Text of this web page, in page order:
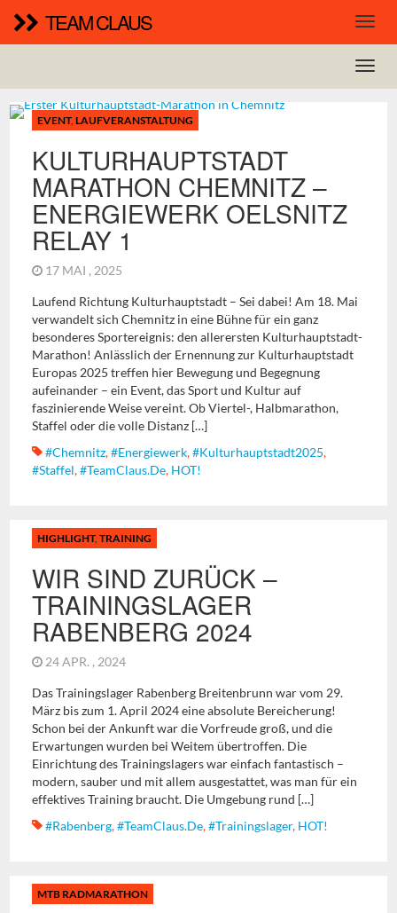
TEAM CLAUS
EVENT,LAUFVERANSTALTUNG
KULTURHAUPTSTADT
MARATHON CHEMNITZ –
ENERGIEWERK OELSNITZ
RELAY 1
17 MAI , 2025
Laufend Richtung Kulturhauptstadt – Sei dabei! Am 18. Mai
verwandelt sich Chemnitz in eine Bühne für ein ganz
besonderes Sportereignis: den allerersten Kulturhauptstadt-
Marathon! Anlässlich der Ernennung zur Kulturhauptstadt
Europas 2025 treffen hier Bewegung und Begegnung
aufeinander – ein Event, das Sport und Kultur auf
faszinierende Weise vereint. Ob Viertel-, Halbmarathon,
Staffel oder die volle Distanz […]
#chemnitz,#energiewerk,#kulturhauptstadt2025,
#staffel,#TeamClaus.de, HOT!
HIGHLIGHT,TRAINING
WIR SIND ZURÜCK –
TRAININGSLAGER
RABENBERG 2024
24 APR. , 2024
Das Trainingslager Rabenberg Breitenbrunn war vom 29.
März bis zum 1. April 2024 eine absolute Bereicherung!
Schon bei der Ankunft war die Vorfreude groß, und die
Erwartungen wurden bei Weitem übertroffen. Die
Einrichtung des Trainingslagers war einfach fantastisch –
modern, sauber und mit allem ausgestattet, was man für ein
effektives Training braucht. Die Umgebung rund […]
#Rabenberg,#TeamClaus.de,#Trainingslager, HOT!
MTB RADMARATHON